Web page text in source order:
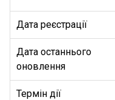
Дата реєстрації
Дата останнього
оновлення
Термін дії